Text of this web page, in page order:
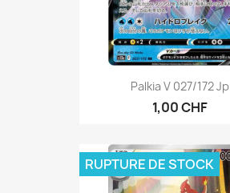
Palkia V 027/172 Jp
1,00 CHF
RUPTURE DE STOCK